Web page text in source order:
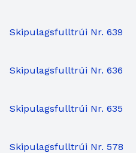
Skipulagsfulltrúi Nr. 639
Skipulagsfulltrúi Nr. 636
Skipulagsfulltrúi Nr. 635
Skipulagsfulltrúi Nr. 578